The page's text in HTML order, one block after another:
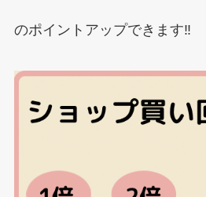
のポイントアップできます‼︎